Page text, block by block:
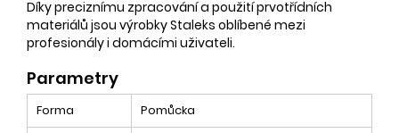
Díky preciznímu zpracování a použití prvotřídních
materiálů jsou výrobky Staleks oblíbené mezi
profesionály i domácími uživateli.
Parametry
Forma
Pomůcka